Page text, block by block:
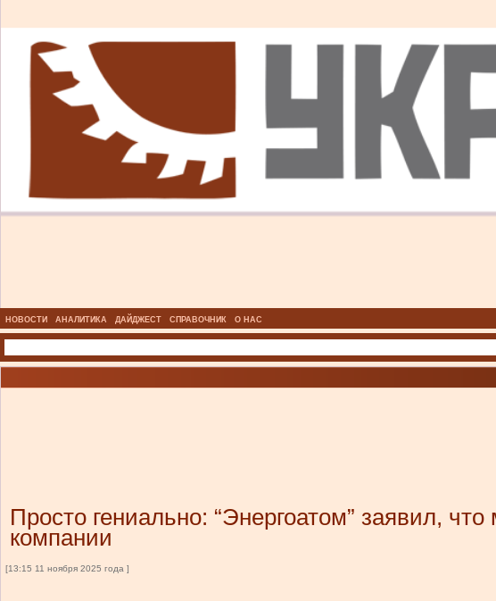
НОВОСТИ АНАЛИТИКА ДАЙДЖЕСТ СПРАВОЧНИК О НАС
Просто гениально: “Энергоатом” заявил,
компании
[13:15 11 ноября 2025 года ]